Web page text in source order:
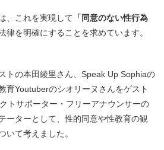
、これを実現して 「同意のない性行為
律を明確にすることを求めています。
トの本田綾里さん、Speak Up Sophiaの
育Youtuberのシオリーヌさんをゲスト
トサポーター・フリーアナウンサーの
ーターとして、性的同意や性教育の観
いて考えました。